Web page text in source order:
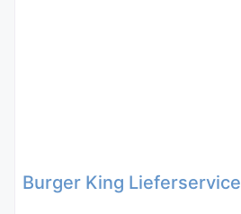
Burger King Lieferservice